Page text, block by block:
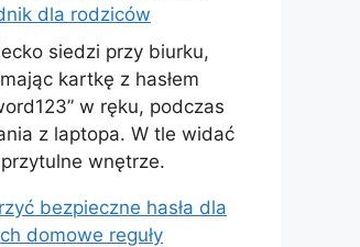
dla rodziców
bezpieczne hasła dla
domowe reguły